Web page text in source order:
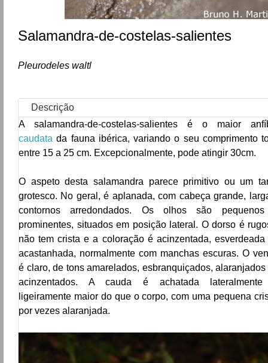
Salamandra-de-costelas-salientes
Pleurodeles waltl
Descrição
A salamandra-de-costelas-salientes é o maior
caudata da fauna ibérica, variando o seu comprimento
entre 15 a 25 cm. Excepcionalmente, pode atingir 30cm.
O aspeto desta salamandra parece primitivo ou um
grotesco. No geral, é aplanada, com cabeça grande,
contornos arredondados. Os olhos são
prominentes, situados em posição lateral. O dorso é
não tem crista e a coloração é acinzentada, esverdeada
acastanhada, normalmente com manchas escuras. O
é claro, de tons amarelados, esbranquiçados, alaranjados
acinzentados. A cauda é achatada
ligeiramente maior do que o corpo, com uma pequena
por vezes alaranjada.